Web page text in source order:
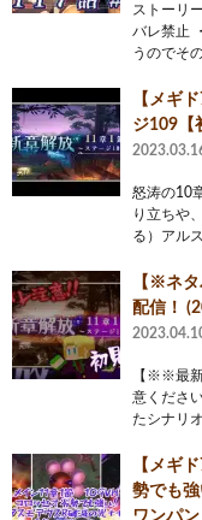
ストーリ
バレ禁止
うのでそ
【メギ
ジ109【
怒涛の10
り立ちや
る）アル
【※ネ
配信！
【※※最
意くださ
たシナリ
【メギ
勢でも
ワンパン